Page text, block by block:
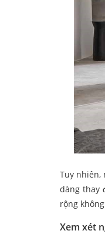
Tuy nhiên,
dàng thay
rộng
Xem xét